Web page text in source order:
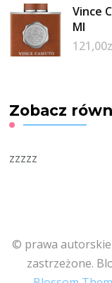
Vince
Ml
121,00
Zobacz
zzzzz
© prawa
zastrzeżone.